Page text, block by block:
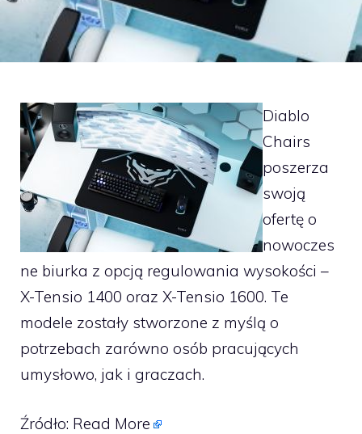
Diablo
Chairs
poszerza
swoją
ofertę o
nowoczes
ne biurka z opcją regulowania wysokości –
X-Tensio 1400 oraz X-Tensio 1600. Te
modele zostały stworzone z myślą o
potrzebach zarówno osób pracujących
umysłowo, jak i graczach.
Źródło: Read More